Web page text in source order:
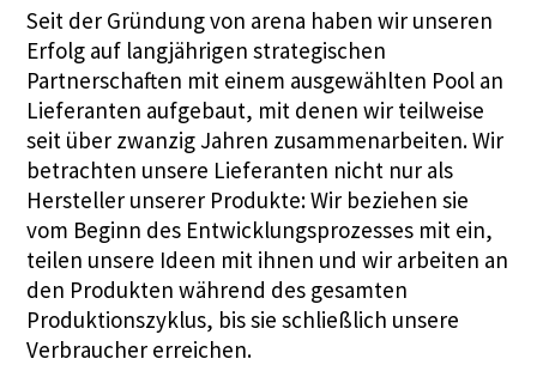
Seit der Gründung von arena haben wir unseren
Erfolg auf langjährigen strategischen
Partnerschaften mit einem ausgewählten Pool an
Lieferanten aufgebaut, mit denen wir teilweise
seit über zwanzig Jahren zusammenarbeiten. Wir
betrachten unsere Lieferanten nicht nur als
Hersteller unserer Produkte: Wir beziehen sie
vom Beginn des Entwicklungsprozesses mit ein,
teilen unsere Ideen mit ihnen und wir arbeiten an
den Produkten während des gesamten
Produktionszyklus, bis sie schließlich unsere
Verbraucher erreichen.